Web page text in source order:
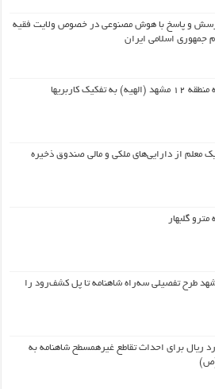
و پاسخ با هوش مصنوعی در خصوص ولایت فقیه
جمهوری اسلامی ایران
به تفکیک کاربریها
معلم از دارایی‌های ملکی و مالی صندوق ذخیره
گلبهار
طرح تفصیلی سه‌راه شاهنامه تا پل کشف‌رود را
ریال برای احداث تقاطع غیرهمسطح شاهنامه به